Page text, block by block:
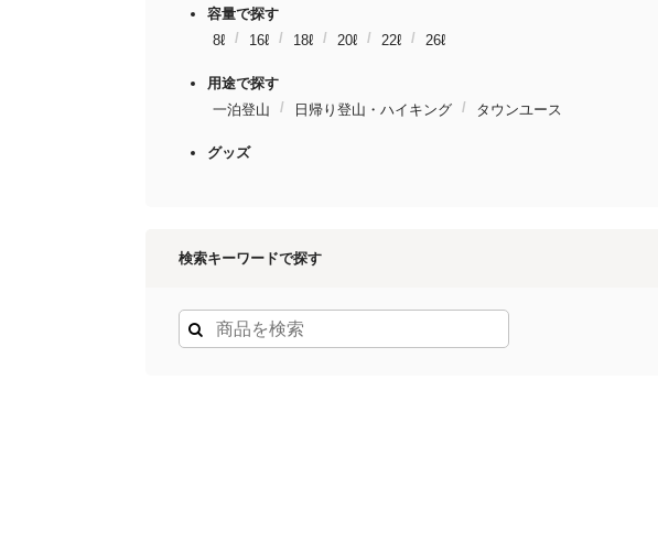
容量で探す
8ℓ
16ℓ 18ℓ 20ℓ 22ℓ 26ℓ
用途で探す
一泊登山
日帰り登山・ハイキング タウンユース
グッズ
検索キーワードで探す